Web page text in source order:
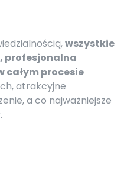
wszystkie
profesjonalna
całym procesie
atrakcyjne
a co najważniejsze